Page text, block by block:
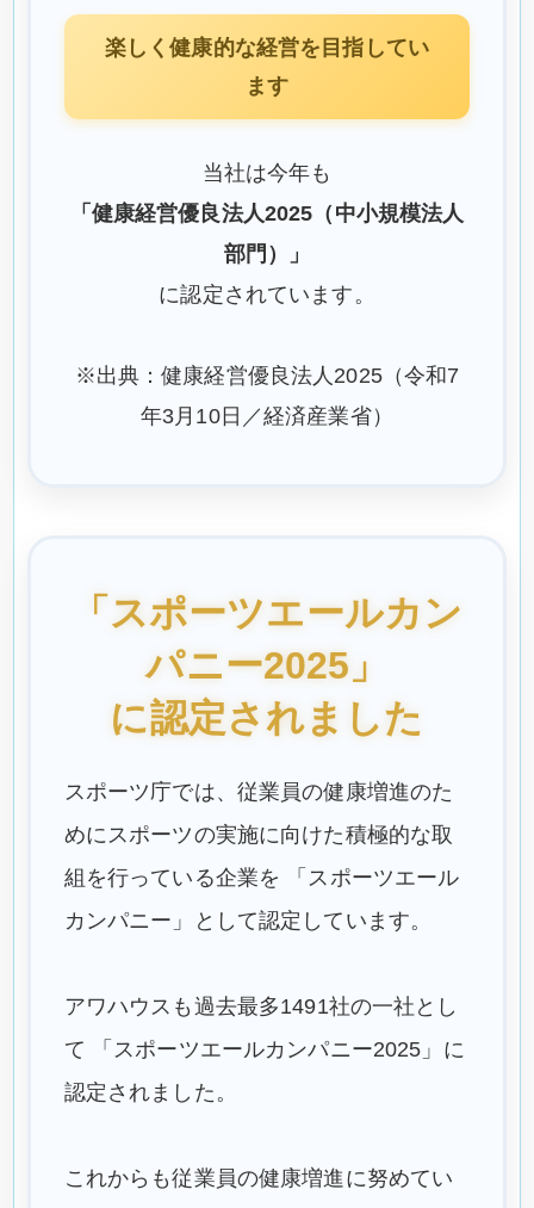
楽しく健康的な経営を目指してい
ます
当社は今年も
「健康経営優良法人2025（中小規模法人
部門）」
に認定されています。
※出典：健康経営優良法人2025（令和7
年3月10日／経済産業省）
「スポーツエールカン
パニー2025」
に認定されました
スポーツ庁では、従業員の健康増進のた
めにスポーツの実施に向けた積極的な取
組を行っている企業を 「スポーツエール
カンパニー」として認定しています。
アワハウスも過去最多1491社の一社とし
て 「スポーツエールカンパニー2025」に
認定されました。
これからも従業員の健康増進に努めてい